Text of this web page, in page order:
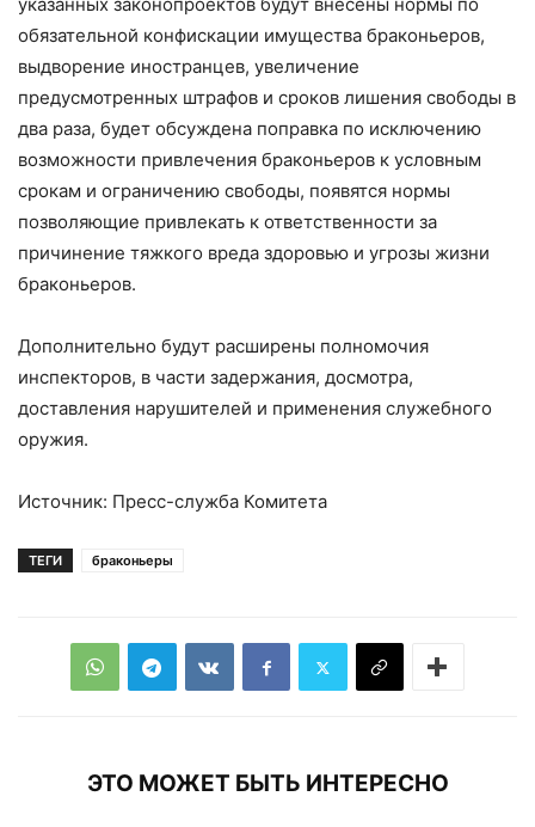
обязательной конфискации имущества браконьеров,
выдворение иностранцев, увеличение
предусмотренных штрафов и сроков лишения свободы в
два раза, будет обсуждена поправка по исключению
возможности привлечения браконьеров к условным
срокам и ограничению свободы, появятся нормы
позволяющие привлекать к ответственности за
причинение тяжкого вреда здоровью и угрозы жизни
браконьеров.
Дополнительно будут расширены полномочия
инспекторов, в части задержания, досмотра,
доставления нарушителей и применения служебного
оружия.
Источник: Пресс-служба Комитета
ТЕГИ браконьеры
ЭТО МОЖЕТ БЫТЬ ИНТЕРЕСНО